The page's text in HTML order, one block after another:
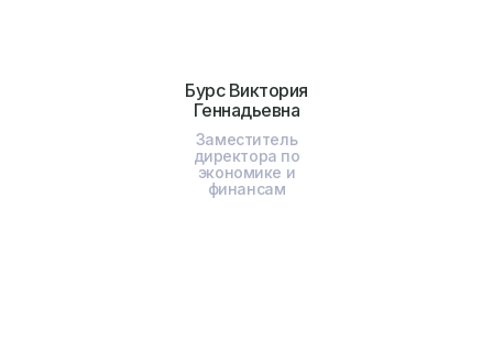
Бурс Виктория
Геннадьевна
Заместитель
директора по
экономике и
финансам